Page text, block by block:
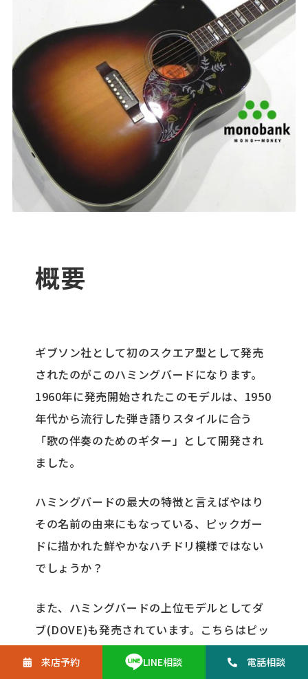
来店予約 LINE相談 電話相談
概要
ギブソン社として初のスクエア型として発売
されたのがこのハミングバードになります。
1960年に発売開始されたこのモデルは、1950
年代から流行した弾き語りスタイルに合う
「歌の伴奏のためのギター」として開発され
ました。
ハミングバードの最大の特徴と言えばやはり
その名前の由来にもなっている、ピックガー
ドに描かれた鮮やかなハチドリ模様ではない
でしょうか？
また、ハミングバードの上位モデルとしてダ
ブ(DOVE)も発売されています。こちらはピッ
クガードにその名の通り、鳩(ダブ)がえがかれ